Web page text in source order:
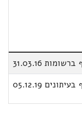
31.03.16
05.12.19